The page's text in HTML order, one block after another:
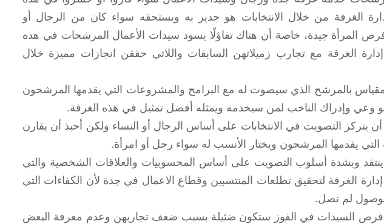
الغرفة من خلال الانتخابات هو جدير به ويستحقه سواء كان من الرجال أو
فرص المرأة جيدة، خاصة أن هناك تفاؤلًا يسود سيدات الأعمال المرشحات في هذه
الغرفة مع تجارب زميلاتهن السابقات واللاتي حققن انجازات مميزة خلال
بالمرشح الذي سيصوت له مع البرامج والمشروعات التي يقدمها المرشحون
وعي وإدراك الناخب لمن سيخدمه ويمثله أفضل تمثيل في هذه الغرفة.
يتركز التصويت في الانتخابات على أساس الرجال أو النساء ولكن أحبذ أن يقارن
التي يقدمها المرشحون ويختار الأنسب له سواء رجل أو امرأة.
وبشدة أسلوب التصويت على أساس المحسوبيات والعلاقات الشخصية والتي
الغرفة لتحقيق تطلعات المنتسبين وقطاع الاعمال في جدة لأن الكفاءات التي
لم تصل.
فرص السيدات في الفوز ستكون ضئيلة بسبب ضعف تجاربهن وعدم معرفة البعض